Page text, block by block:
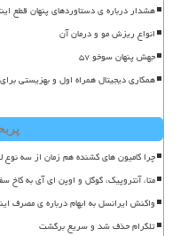
هشدار درباره ی دستاوردهای پنهان قطع
انواع ریزش مو و درمان آن
جهش پنهان سوخو ۵۷
همکاری دیجیتال همراه اول و بهزیستی
چرا کامیون های کشنده هم زمان از سه نوع
متا، آنتروپیک، گوگل و اوپن ای آی به کاخ
واکنش ایرانسل به ابهام درباره ی مصرف
تلگرام حذف شد و سریع برگشت